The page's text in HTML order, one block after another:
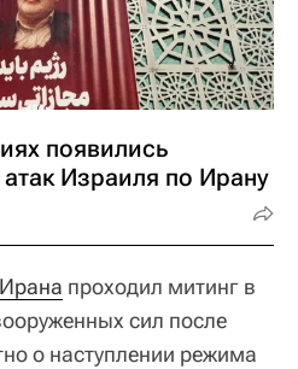
появились
Израиля по Ирану
Ирана проходил митинг в
сил после
о наступлении режима